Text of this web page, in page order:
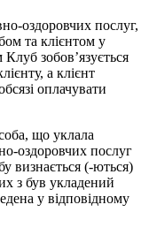
оздоровчих послуг,
та клієнтом у
зобов’язується
а клієнт
оплачувати
що уклала
оздоровчих послуг
визнається (-ються)
з був укладений
у відповідному